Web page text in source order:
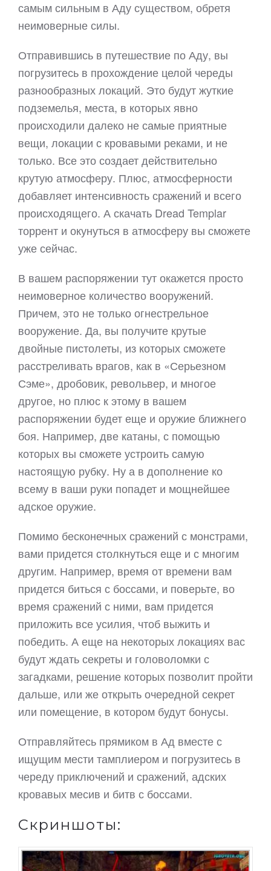
самым сильным в Аду существом, обретя
неимоверные силы.
Отправившись в путешествие по Аду, вы
погрузитесь в прохождение целой череды
разнообразных локаций. Это будут жуткие
подземелья, места, в которых явно
происходили далеко не самые приятные
вещи, локации с кровавыми реками, и не
только. Все это создает действительно
крутую атмосферу. Плюс, атмосферности
добавляет интенсивность сражений и всего
происходящего. А скачать Dread Templar
торрент и окунуться в атмосферу вы сможете
уже сейчас.
В вашем распоряжении тут окажется просто
неимоверное количество вооружений.
Причем, это не только огнестрельное
вооружение. Да, вы получите крутые
двойные пистолеты, из которых сможете
расстреливать врагов, как в «Серьезном
Сэме», дробовик, револьвер, и многое
другое, но плюс к этому в вашем
распоряжении будет еще и оружие ближнего
боя. Например, две катаны, с помощью
которых вы сможете устроить самую
настоящую рубку. Ну а в дополнение ко
всему в ваши руки попадет и мощнейшее
адское оружие.
Помимо бесконечных сражений с монстрами,
вами придется столкнуться еще и с многим
другим. Например, время от времени вам
придется биться с боссами, и поверьте, во
время сражений с ними, вам придется
приложить все усилия, чтоб выжить и
победить. А еще на некоторых локациях вас
будут ждать секреты и головоломки с
загадками, решение которых позволит пройти
дальше, или же открыть очередной секрет
или помещение, в котором будут бонусы.
Отправляйтесь прямиком в Ад вместе с
ищущим мести тамплиером и погрузитесь в
череду приключений и сражений, адских
кровавых месив и битв с боссами.
Скриншоты: